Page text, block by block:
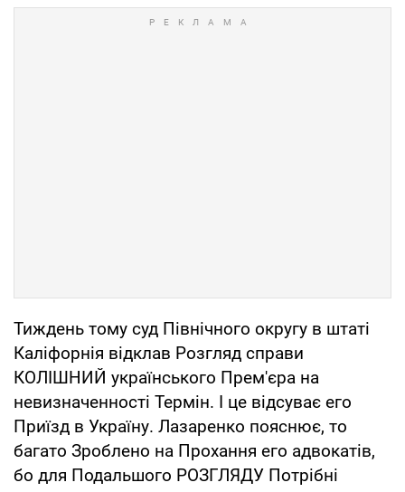
Тиждень тому суд Північного округу в штаті
Каліфорнія відклав Розгляд справи
КОЛІШНИЙ українського Прем'єра на
невизначенності Термін. І це відсуває его
Приїзд в Україну. Лазаренко пояснює, то
багато Зроблено на Прохання его адвокатів,
бо для Подальшого РОЗГЛЯДУ Потрібні